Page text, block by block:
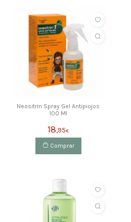
Neositrin Spray Gel Antipiojos
100 Ml
18,95€
Comprar